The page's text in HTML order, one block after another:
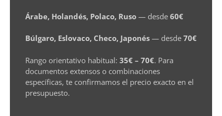
Árabe, Holandés, Polaco, Ruso — desde 60€
Búlgaro, Eslovaco, Checo, Japonés — desde 70€
Rango orientativo habitual: 35€ – 70€. Para
documentos extensos o combinaciones
específicas, te confirmamos el precio exacto en el
presupuesto.